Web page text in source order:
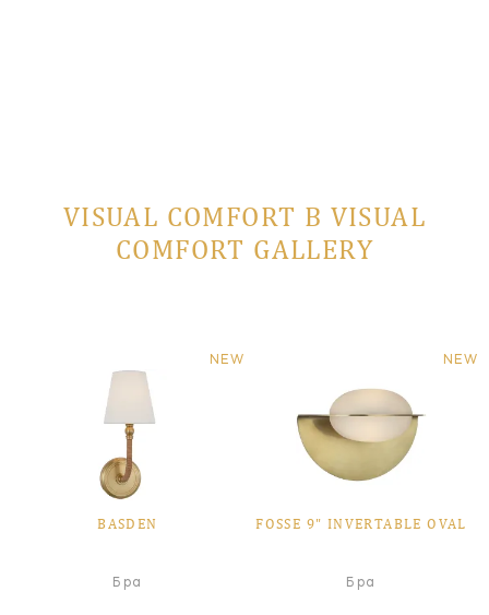
VISUAL COMFORT В VISUAL
COMFORT GALLERY
NEW
BASDEN
Бра
NEW
FOSSE 9" INVERTABLE OVAL
Бра